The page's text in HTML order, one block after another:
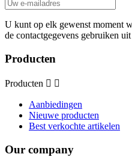
U kunt op elk gewenst moment
de contactgegevens gebruiken
Producten
Producten  
Aanbiedingen
Nieuwe producten
Best verkochte artikelen
Our company